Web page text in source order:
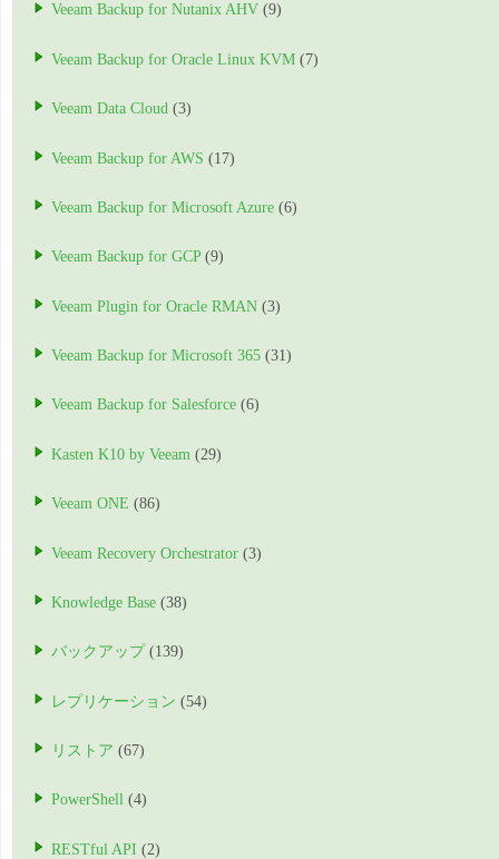
Veeam Backup for Nutanix AHV (9)
Veeam Backup for Oracle Linux KVM (7)
Veeam Data Cloud (3)
Veeam Backup for AWS (17)
Veeam Backup for Microsoft Azure (6)
Veeam Backup for GCP(9)
Veeam Plugin for Oracle RMAN (3)
Veeam Backup for Microsoft 365 (31)
Veeam Backup for Salesforce (6)
Kasten K10 by Veeam (29)
Veeam ONE (86)
Veeam Recovery Orchestrator (3)
Knowledge Base (38)
バックアップ (139)
レプリケーション (54)
リストア (67)
PowerShell (4)
RESTful API (2)